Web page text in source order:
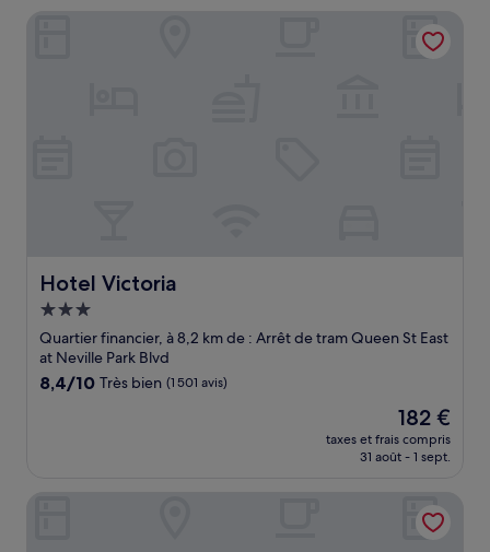
de
216 €
Hotel Victoria
Hotel Victoria
Hébergement
3.0 étoiles
Quartier financier, à 8,2 km de : Arrêt de tram Queen St East
at Neville Park Blvd
8.4
8,4/10 Très bien (1 501 avis)
Le
nouveau
prix
de
182 €
182 €
taxes et frais compris
31 août - 1 sept.